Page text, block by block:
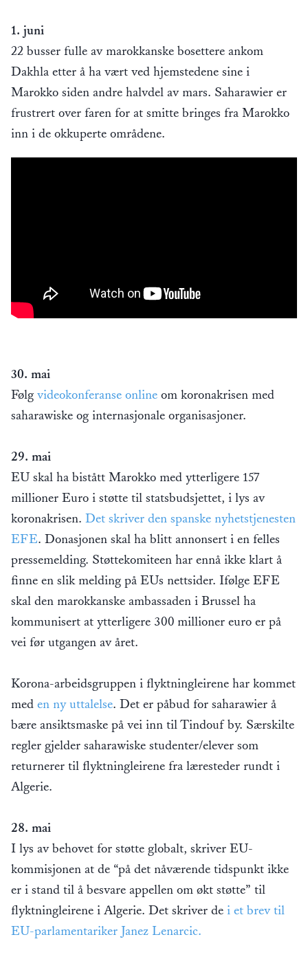
1. juni
22 busser fulle av marokkanske bosettere ankom
Dakhla etter å ha vært ved hjemstedene sine i
Marokko siden andre halvdel av mars. Saharawier er
frustrert over faren for at smitte bringes fra Marokko
inn i de okkuperte områdene.
30. mai
Følg videokonferanse online om koronakrisen med
saharawiske og internasjonale organisasjoner.
29. mai
EU skal ha bistått Marokko med ytterligere 157
millioner Euro i støtte til statsbudsjettet, i lys av
koronakrisen. Det skriver den spanske nyhetstjenesten
EFE. Donasjonen skal ha blitt annonsert i en felles
pressemelding. Støttekomiteen har ennå ikke klart å
finne en slik melding på EUs nettsider. Ifølge EFE
skal den marokkanske ambassaden i Brussel ha
kommunisert at ytterligere 300 millioner euro er på
vei før utgangen av året.
Korona-arbeidsgruppen i flyktningleirene har kommet
med en ny uttalelse. Det er påbud for saharawier å
bære ansiktsmaske på vei inn til Tindouf by. Særskilte
regler gjelder saharawiske studenter/elever som
returnerer til flyktningleirene fra læresteder rundt i
Algerie.
28. mai
I lys av behovet for støtte globalt, skriver EU-
kommisjonen at de “på det nåværende tidspunkt ikke
er i stand til å besvare appellen om økt støtte” til
flyktningleirene i Algerie. Det skriver de i et brev til
EU-parlamentariker Janez Lenarcic.